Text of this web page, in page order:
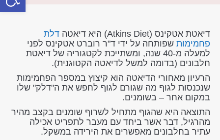
דיאטת אטקינס (Atkins Diet) היא דיאטה
דלת
פחמימות שפותחה על ידי ד"ר רוברט אטקינס לפני
למעלה מ-40 שנה, ומשתייכת לקטגוריה של דיאטת
חלבונים (בדומה למשל לדיאטה הקטוגנית).
הרעיון מאחורי הדיאטה הוא קיצוץ במספר הפחמימות
שנכנסות לגוף מה שגורם לגוף לחפש את ה"דלק" שלו
במקום אחר – בשומנים.
התוצאה היא שהגוף מתחיל לשרוף שומנים בקצב מהיר
מהרגיל, דבר אשר ביחד עם מעבר לתפריט אכילה
עתיר בחלבונים מאפשרים את הירידה במשקל.